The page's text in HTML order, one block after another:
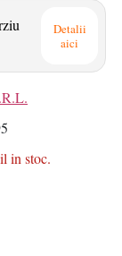
Detalii
aici
in stoc.